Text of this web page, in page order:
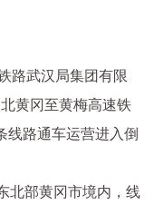
路武汉局集团有限
黄冈至黄梅高速铁
线路通车运营进入倒
北部黄冈市境内，线